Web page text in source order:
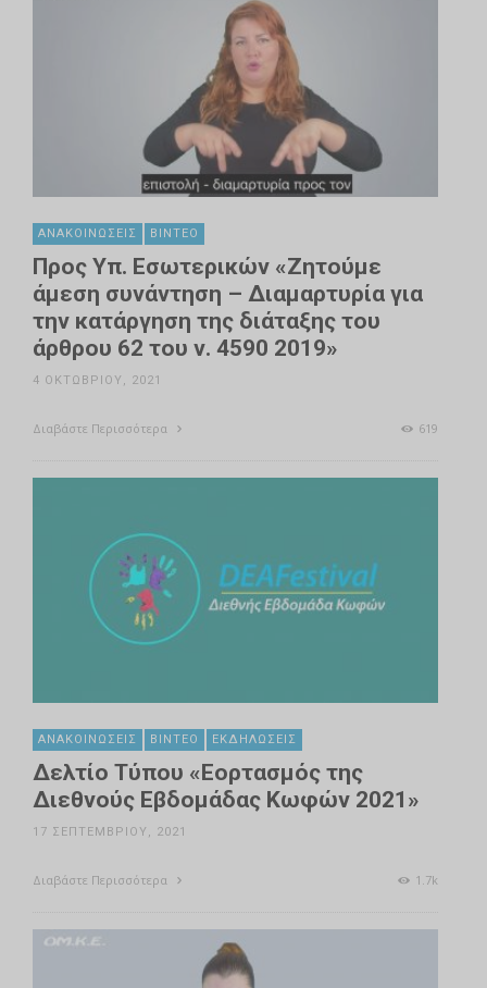
ΑΝΑΚΟΙΝΏΣΕΙΣ ΒΊΝΤΕΟ
Προς Υπ. Εσωτερικών «Ζητούμε
άμεση συνάντηση – Διαμαρτυρία για
την κατάργηση της διάταξης του
άρθρου 62 του ν. 4590 2019»
4 ΟΚΤΩΒΡΊΟΥ, 2021
Διαβάστε Περισσότερα 619
ΑΝΑΚΟΙΝΏΣΕΙΣ ΒΊΝΤΕΟ ΕΚΔΗΛΏΣΕΙΣ
Δελτίο Τύπου «Εορτασμός της
Διεθνούς Εβδομάδας Κωφών 2021»
17 ΣΕΠΤΕΜΒΡΊΟΥ, 2021
Διαβάστε Περισσότερα 1.7k